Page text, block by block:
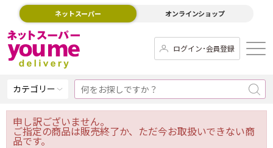
ネットスーパー オンラインショップ
ログイン･会員登録
カテゴリー
申し訳ございません。
ご指定の商品は販売終了か、ただ今お取扱いできない商
品です。